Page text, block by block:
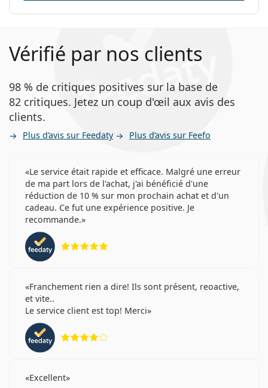
Vérifié par nos clients
98 % de critiques positives sur la base de
82 critiques. Jetez un coup d'œil aux avis des
clients.
Plus d’avis sur Feedaty Plus d’avis sur Feefo
Le service était rapide et efficace. Malgré une erreur
de ma part lors de l'achat, j'ai bénéficié d'une
réduction de 10 % sur mon prochain achat et d'un
cadeau. Ce fut une expérience positive. Je
recommande.
Franchement rien a dire! Ils sont présent, reoactive,
et vite..
Le service client est top! Merci
Excellent